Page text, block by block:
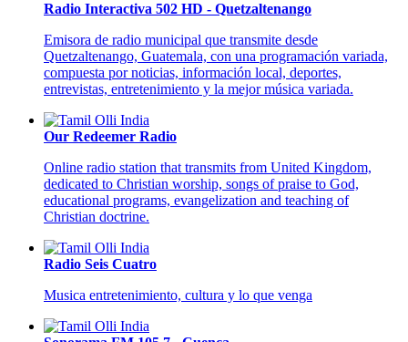
Radio Interactiva 502 HD - Quetzaltenango
Emisora de radio municipal que transmite desde
Quetzaltenango, Guatemala, con una programación variada,
compuesta por noticias, información local, deportes,
entrevistas, entretenimiento y la mejor música variada.
Our Redeemer Radio
Online radio station that transmits from United Kingdom,
dedicated to Christian worship, songs of praise to God,
educational programs, evangelization and teaching of
Christian doctrine.
Radio Seis Cuatro
Musica entretenimiento, cultura y lo que venga